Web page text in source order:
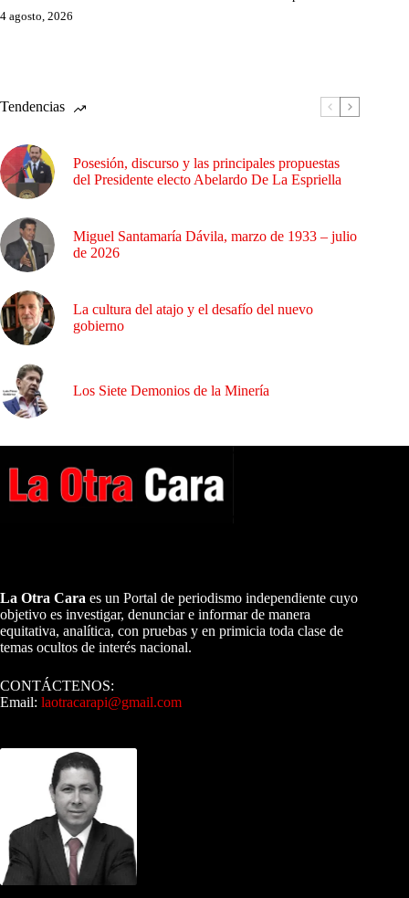
4 agosto, 2026
Tendencias
Posesión, discurso y las principales propuestas
del Presidente electo Abelardo De La Espriella
Miguel Santamaría Dávila, marzo de 1933 – julio
de 2026
La cultura del atajo y el desafío del nuevo
gobierno
Los Siete Demonios de la Minería
La Otra Cara es un Portal de periodismo independiente cuyo
objetivo es investigar, denunciar e informar de manera
equitativa, analítica, con pruebas y en primicia toda clase de
temas ocultos de interés nacional.
CONTÁCTENOS:
Email: laotracarapi@gmail.com